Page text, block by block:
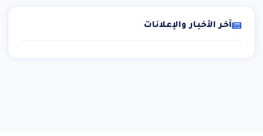
آخر الأخبار والإعلانات